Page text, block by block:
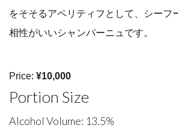
をそそるアペリティフとして、シーフ
相性がいいシャンパーニュです。
Price: ¥10,000
Portion Size
Alcohol Volume: 13.5%